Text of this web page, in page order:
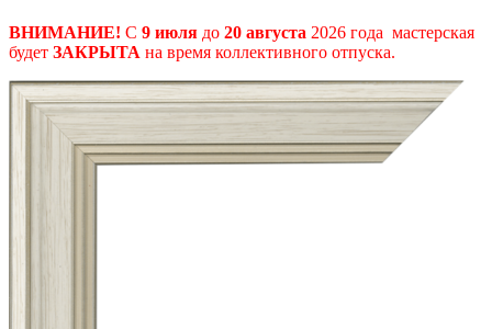
ВНИМАНИЕ! С 9 июля до 20 августа 2026 года мастерская
будет ЗАКРЫТА на время коллективного отпуска.